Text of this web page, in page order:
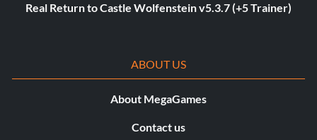
Real Return to Castle Wolfenstein v5.3.7 (+5 Trainer)
ABOUT US
About MegaGames
Contact us